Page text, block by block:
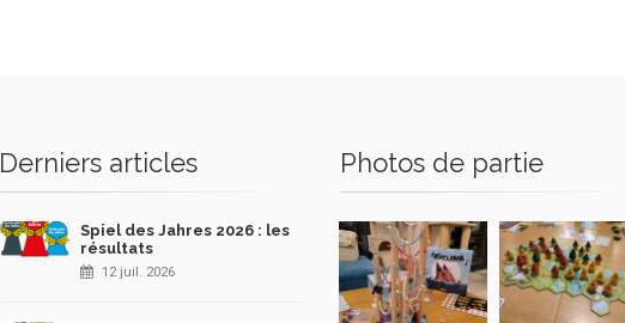
Derniers articles
Spiel des Jahres 2026 : les
résultats
12 juil. 2026
Photos de partie